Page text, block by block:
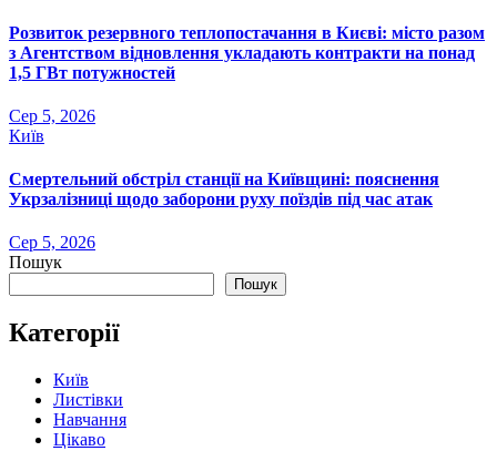
Розвиток резервного теплопостачання в Києві: місто разом
з Агентством відновлення укладають контракти на понад
1,5 ГВт потужностей
Сер 5, 2026
Київ
Смертельний обстріл станції на Київщині: пояснення
Укрзалізниці щодо заборони руху поїздів під час атак
Сер 5, 2026
Пошук
Пошук
Категорії
Київ
Листівки
Навчання
Цікаво